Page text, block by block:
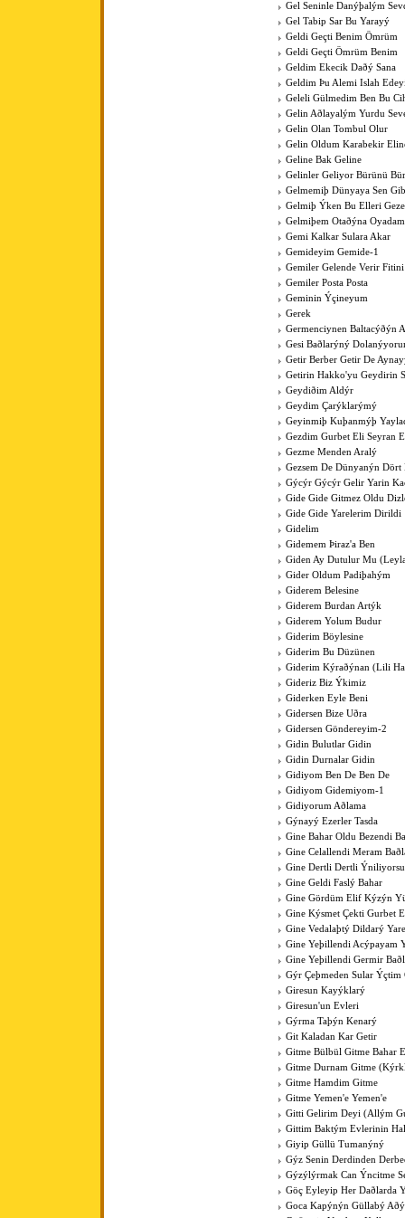
Gel Seninle Danýþalým
Gel Tabip Sar Bu Yarayý
Geldi Geçti Benim Ömrüm
Geldi Geçti Ömrüm Benim
Geldim Ekecik Daðý Sana
Geldim Þu Alemi Islah
Geleli Gülmedim Ben Bu
Gelin Aðlayalým Yurdu
Gelin Olan Tombul Olur
Gelin Oldum Karabekir
Geline Bak Geline
Gelinler Geliyor Bürünü
Gelmemiþ Dünyaya Sen
Gelmiþ Ýken Bu Elleri
Gelmiþem Otaðýna
Gemi Kalkar Sulara Akar
Gemideyim Gemide-1
Gemiler Gelende Verir Fitini
Gemiler Posta Posta
Geminin Ýçineyum
Gerek
Germenciynen Baltacýðýn
Gesi Baðlarýný
Getir Berber Getir De
Getirin Hakko'yu Geydirin
Geydiðim Aldýr
Geydim Çarýklarýmý
Geyinmiþ Kuþanmýþ
Gezdim Gurbet Eli Seyran
Gezme Menden Aralý
Gezsem De Dünyanýn Dört
Gýcýr Gýcýr Gelir Yarin
Gide Gide Gitmez Oldu
Gide Gide Yarelerim Dirildi
Gidelim
Gidemem Þiraz'a Ben
Giden Ay Dutulur Mu
Gider Oldum Padiþahým
Giderem Belesine
Giderem Burdan Artýk
Giderem Yolum Budur
Giderim Böylesine
Giderim Bu Düzünen
Giderim Kýraðýnan (Lili
Gideriz Biz Ýkimiz
Giderken Eyle Beni
Gidersen Bize Uðra
Gidersen Göndereyim-2
Gidin Bulutlar Gidin
Gidin Durnalar Gidin
Gidiyom Ben De Ben De
Gidiyom Gidemiyom-1
Gidiyorum Aðlama
Gýnayý Ezerler Tasda
Gine Bahar Oldu Bezendi
Gine Celallendi Meram
Gine Dertli Dertli
Gine Geldi Faslý Bahar
Gine Gördüm Elif Kýzýn
Gine Kýsmet Çekti Gurbet
Gine Vedalaþtý Dildarý
Gine Yeþillendi Acýpayam
Gine Yeþillendi Germir
Gýr Çeþmeden Sular Ýçtim
Giresun Kayýklarý
Giresun'un Evleri
Gýrma Taþýn Kenarý
Git Kaladan Kar Getir
Gitme Bülbül Gitme Bahar
Gitme Durnam Gitme
Gitme Hamdim Gitme
Gitme Yemen'e Yemen'e
Gitti Gelirim Deyi (Allým
Gittim Baktým Evlerinin
Giyip Güllü Tumanýný
Gýz Senin Derdinden
Gýzýlýrmak Can Ýncitme
Göç Eyleyip Her Daðlarda
Goca Kapýnýn Güllabý